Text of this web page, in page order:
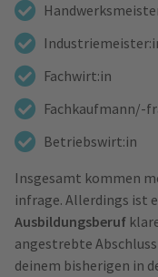
Fachwirt:in
Fachkaufmann/-
Betriebswirt:in
Insgesamt kommen
infrage. Allerdings ist
Ausbildungsberuf
angestrebte
deinem bisherigen in